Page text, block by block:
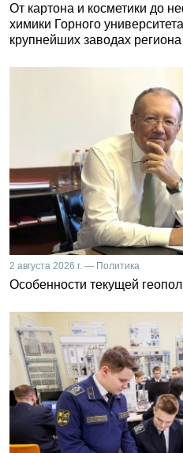
От картона и косметики до
химики Горного
крупнейших заводах региона
2 августа 2026 г. — Политика
Особенности текущей